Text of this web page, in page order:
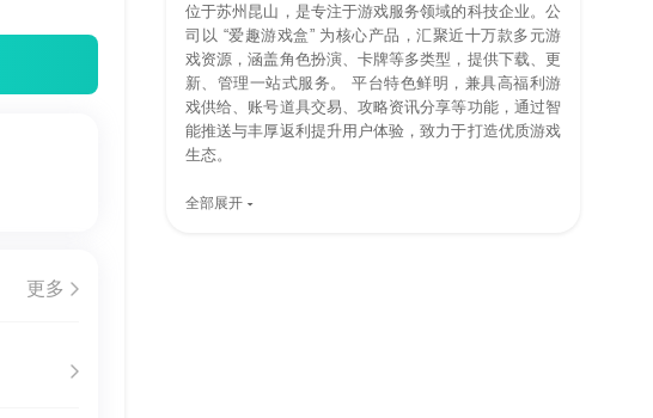
更多
位于苏州昆山，是专注于游戏服务领域的科技企业。公
司以 “爱趣游戏盒” 为核心产品，汇聚近十万款多元游
戏资源，涵盖角色扮演、卡牌等多类型，提供下载、更
新、管理一站式服务。 平台特色鲜明，兼具高福利游
戏供给、账号道具交易、攻略资讯分享等功能，通过智
能推送与丰厚返利提升用户体验，致力于打造优质游戏
生态。
全部展开